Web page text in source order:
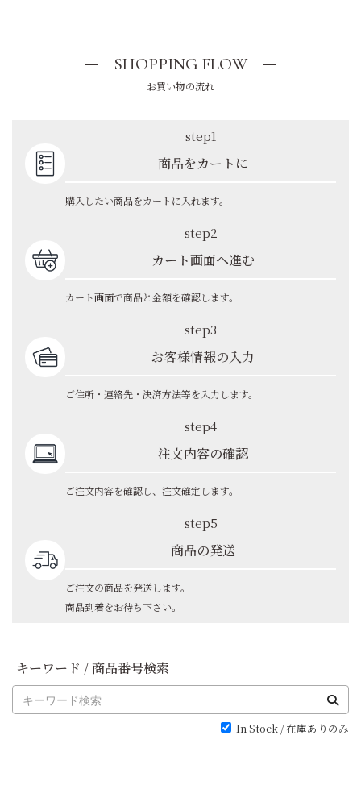
SHOPPING FLOW
お買い物の流れ
step1
商品をカートに
購入したい商品をカートに入れます。
step2
カート画面へ進む
カート画面で商品と金額を確認します。
step3
お客様情報の入力
ご住所・連絡先・決済方法等を入力します。
step4
注文内容の確認
ご注文内容を確認し、注文確定します。
step5
商品の発送
ご注文の商品を発送します。
商品到着をお待ち下さい。
キーワード / 商品番号検索
In Stock / 在庫ありのみ